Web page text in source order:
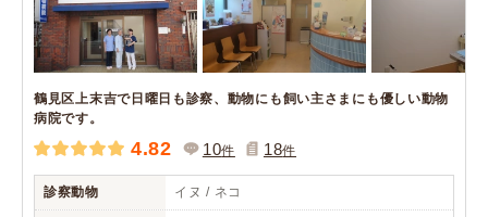
鶴見区上末吉で日曜日も診察、動物にも飼い主さまにも優しい動物
病院です。
4.82 10件 18件
診察動物 イヌ / ネコ